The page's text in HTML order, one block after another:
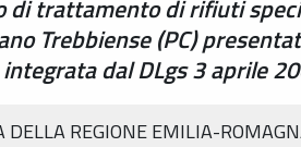
trattamento di rifiuti
Trebbiense (PC)
dal DLgs 3 aprile
DELLA REGIONE EMILIA-